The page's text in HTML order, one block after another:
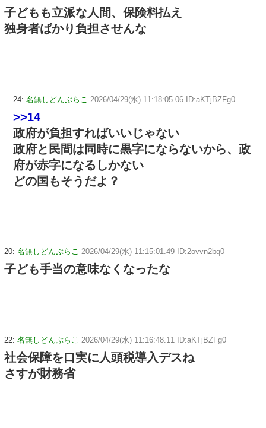
子どもも立派な人間、保険料払え
独身者ばかり負担させんな
24: 名無しどんぶらこ 2026/04/29(水) 11:18:05.06 ID:aKTjBZFg0
>>14
政府が負担すればいいじゃない
政府と民間は同時に黒字にならないから、政
府が赤字になるしかない
どの国もそうだよ？
20: 名無しどんぶらこ 2026/04/29(水) 11:15:01.49 ID:2ovvn2bq0
子ども手当の意味なくなったな
22: 名無しどんぶらこ 2026/04/29(水) 11:16:48.11 ID:aKTjBZFg0
社会保障を口実に人頭税導入デスね
さすが財務省